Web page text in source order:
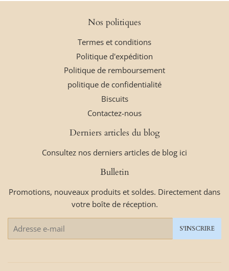
Nos politiques
Termes et conditions
Politique d'expédition
Politique de remboursement
politique de confidentialité
Biscuits
Contactez-nous
Derniers articles du blog
Consultez nos derniers articles de blog ici
Bulletin
Promotions, nouveaux produits et soldes. Directement dans
votre boîte de réception.
mails
S'INSCRIRE